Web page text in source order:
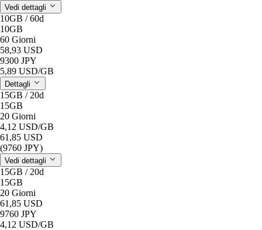
Vedi dettagli
10GB / 60d
10GB
60 Giorni
58,93 USD
9300 JPY
5,89 USD/GB
Dettagli
15GB / 20d
15GB
20 Giorni
4,12 USD/GB
61,85 USD
(9760 JPY)
Vedi dettagli
15GB / 20d
15GB
20 Giorni
61,85 USD
9760 JPY
4,12 USD/GB